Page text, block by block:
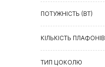
ПОТУЖНІСТЬ (ВТ)
КІЛЬКІСТЬ ПЛАФОНІВ
ТИП ЦОКОЛЮ